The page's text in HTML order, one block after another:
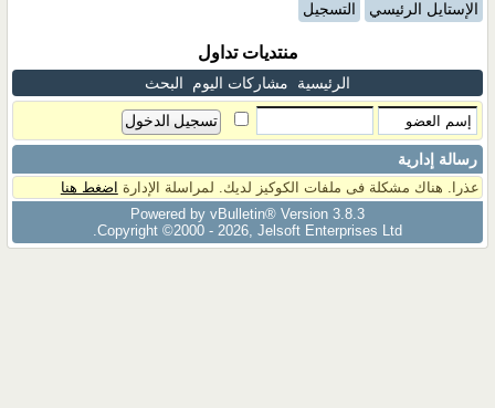
الإستايل الرئيسي التسجيل
منتديات تداول
الرئيسية مشاركات اليوم البحث
رسالة إدارية
عذرا. هناك مشكلة فى ملفات الكوكيز لديك. لمراسلة الإدارة اضغط هنا
Powered by vBulletin® Version 3.8.3
Copyright ©2000 - 2026, Jelsoft Enterprises Ltd.